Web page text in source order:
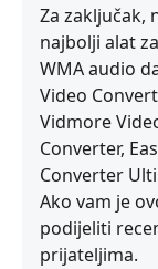
Za zaključak,
najbolji alat
WMA audio
Video
Vidmore
Converter,
Converter
Ako vam je
podijeliti
prijateljima.